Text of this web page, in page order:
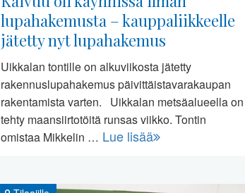
lupahakemusta – kauppaliikkeelle
jätetty nyt lupahakemus
Uikkalan tontille on alkuviikosta jätetty
rakennuslupahakemus päivittäistavarakaupan
rakentamista varten. Uikkalan metsäalueella on
tehty maansiirtotöitä runsas viikko. Tontin
omistaa Mikkelin … Lue lisää